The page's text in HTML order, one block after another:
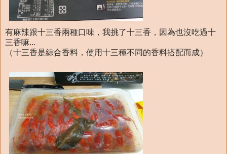
有麻辣跟十三香兩種口味，我挑了十三香，因為也沒吃過十
三香嘛...
（十三香是綜合香料，使用十三種不同的香料搭配而成）